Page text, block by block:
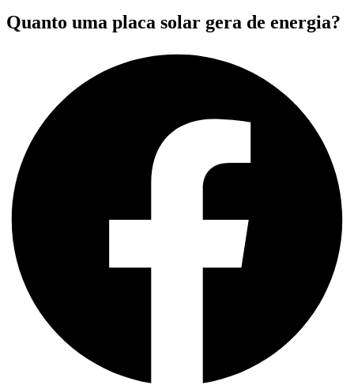
Quanto uma placa solar gera de energia?